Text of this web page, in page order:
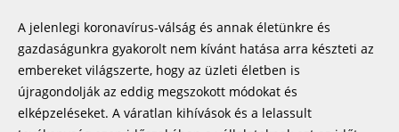
A jelenlegi koronavírus-válság és annak életünkre és
gazdaságunkra gyakorolt nem kívánt hatása arra készteti az
embereket világszerte, hogy az üzleti életben is
újragondolják az eddig megszokott módokat és
elképzeléseket. A váratlan kihívások és a lelassult